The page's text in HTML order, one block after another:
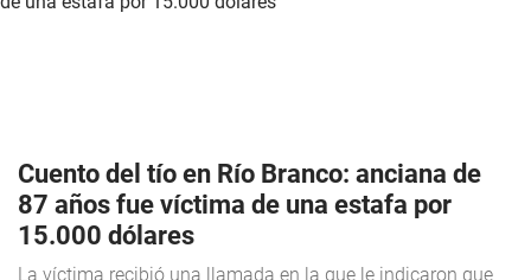
Cuento del tío en Río Branco: anciana de
87 años fue víctima de una estafa por
15.000 dólares
La víctima recibió una llamada en la que le indicaron que